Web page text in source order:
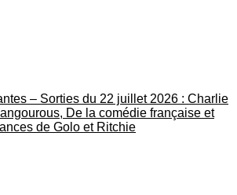
– Sorties du 22 juillet 2026 : Charlie
De la comédie française et
de Golo et Ritchie